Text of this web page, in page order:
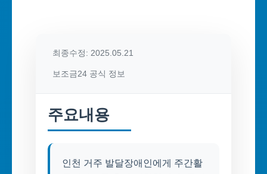
최종수정: 2025.05.21
보조금24 공식 정보
주요내용
인천 거주 발달장애인에게 주간활